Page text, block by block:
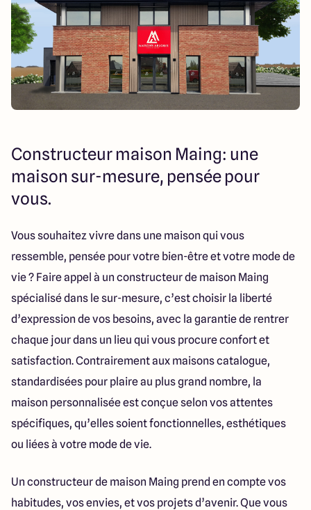
Constructeur maison Maing: une
maison sur-mesure, pensée pour
vous.
Vous souhaitez vivre dans une maison qui vous
ressemble, pensée pour votre bien-être et votre mode de
vie ? Faire appel à un constructeur de maison Maing
spécialisé dans le sur-mesure, c’est choisir la liberté
d’expression de vos besoins, avec la garantie de rentrer
chaque jour dans un lieu qui vous procure confort et
satisfaction. Contrairement aux maisons catalogue,
standardisées pour plaire au plus grand nombre, la
maison personnalisée est conçue selon vos attentes
spécifiques, qu’elles soient fonctionnelles, esthétiques
ou liées à votre mode de vie.
Un constructeur de maison Maing prend en compte vos
habitudes, vos envies, et vos projets d’avenir. Que vous